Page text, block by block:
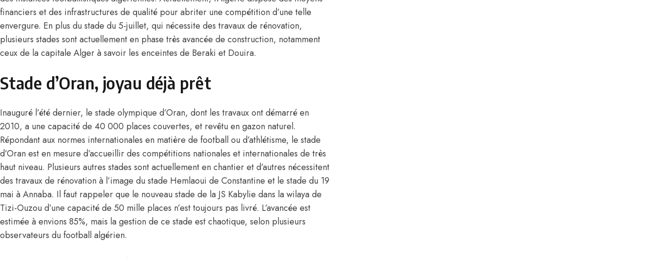
financiers et des infrastructures de qualité pour abriter une compétition d’une telle
envergure. En plus du stade du 5-juillet, qui nécessite des travaux de rénovation,
plusieurs stades sont actuellement en phase très avancée de construction, notamment
ceux de la capitale Alger à savoir les enceintes de Beraki et Douira.
Stade d’Oran, joyau déjà prêt
Inauguré l’été dernier, le stade olympique d’Oran, dont les travaux ont démarré en
2010, a une capacité de 40 000 places couvertes, et revêtu en gazon naturel.
Répondant aux normes internationales en matière de football ou d’athlétisme, le stade
d’Oran est en mesure d’accueillir des compétitions nationales et internationales de très
haut niveau. Plusieurs autres stades sont actuellement en chantier et d’autres nécessitent
des travaux de rénovation à l’image du stade Hemlaoui de Constantine et le stade du 19
mai à Annaba. Il faut rappeler que le nouveau stade de la JS Kabylie dans la wilaya de
Tizi-Ouzou d’une capacité de 50 mille places n’est toujours pas livré. L’avancée est
estimée à envions 85%, mais la gestion de ce stade est chaotique, selon plusieurs
observateurs du football algérien.